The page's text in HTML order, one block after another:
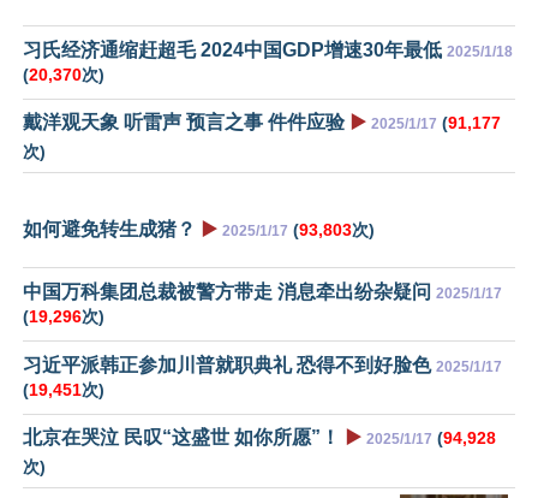
习氏经济通缩赶超毛 2024中国GDP增速30年最低 2025/1/18
(20,370次)
戴洋观天象 听雷声 预言之事 件件应验 ▶️ 2025/1/17 (91,177
次)
如何避免转生成猪？ ▶️ 2025/1/17 (93,803次)
中国万科集团总裁被警方带走 消息牵出纷杂疑问 2025/1/17
(19,296次)
习近平派韩正参加川普就职典礼 恐得不到好脸色 2025/1/17
(19,451次)
北京在哭泣 民叹“这盛世 如你所愿”！ ▶️ 2025/1/17 (94,928
次)